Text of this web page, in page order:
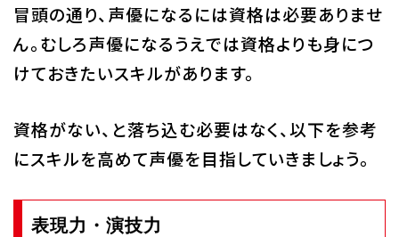
冒頭の通り、声優になるには資格は必要ありませ
ん。むしろ声優になるうえでは資格よりも身につ
けておきたいスキルがあります。
資格がない、と落ち込む必要はなく、以下を参考
にスキルを高めて声優を目指していきましょう。
表現力・演技力